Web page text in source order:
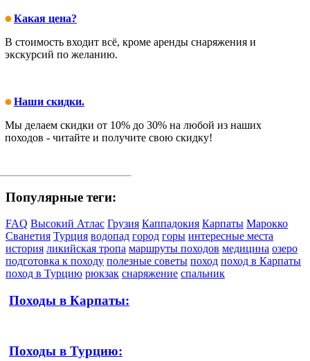
Какая цена?
В стоимость входит всё, кроме аренды снаряжения и
экскурсий по желанию.
Наши скидки.
Мы делаем скидки от 10% до 30% на любой из наших
походов - читайте и получите свою скидку!
Популярные теги:
FAQ Высокий Атлас Грузия Каппадокия Карпаты Марокко
Сванетия Турция водопад город горы интересные места
история ликийская тропа маршруты походов медицина озеро
подготовка к походу полезные советы поход поход в Карпаты
поход в Турцию рюкзак снаряжение спальник
Походы в Карпаты:
Походы в Турцию: